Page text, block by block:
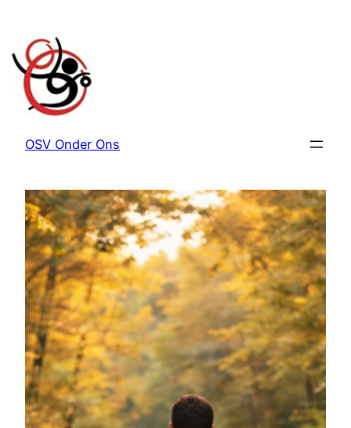
de
inhoud
OSV Onder Ons